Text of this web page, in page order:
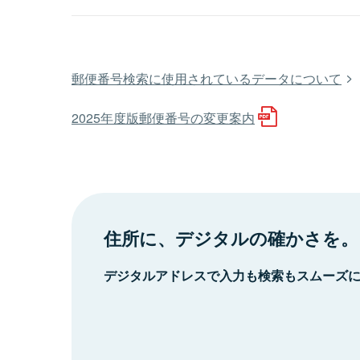
郵便番号検索に使用されているデータについて
2025年度版郵便番号の変更案内
住所に、デジタルの確かさを。
デジタルアドレスで入力も検索もスムーズ